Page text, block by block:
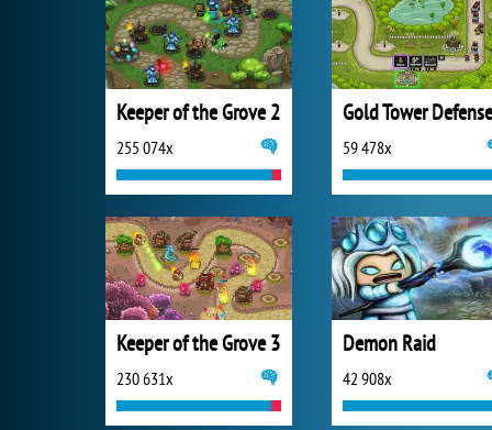
Keeper of the Grove 2
255 074x
Gold Tower Defense
59 478x
Keeper of the Grove 3
230 631x
Demon Raid
42 908x